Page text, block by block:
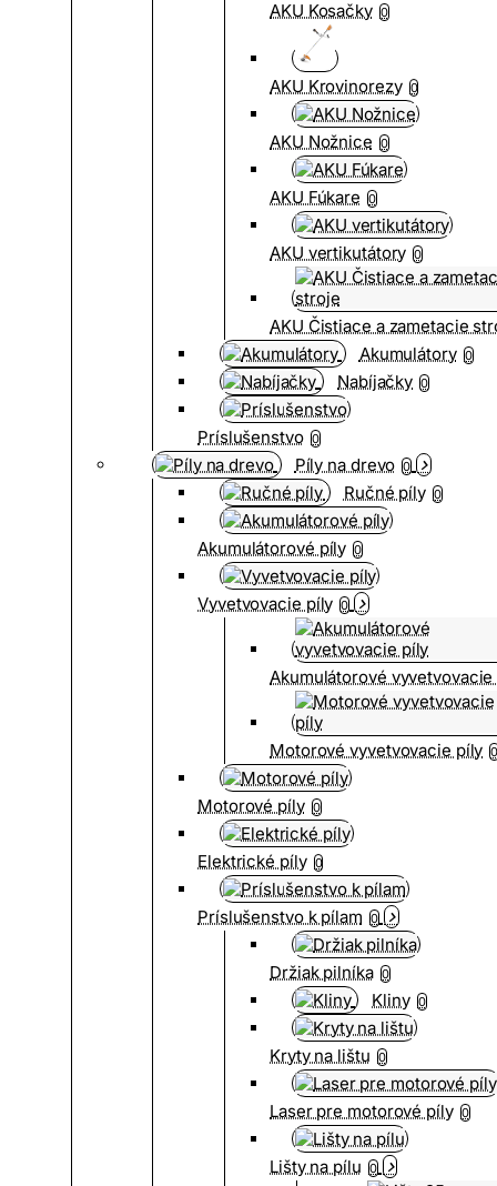
AKU Kosačky 0
AKU Krovinorezy 0
AKU Nožnice 0
AKU Fúkare 0
AKU vertikutátory 0
AKU Čistiace a zametacie
Akumulátory 0
Nabíjačky 0
Príslušenstvo 0
Píly na drevo 0
Ručné píly 0
Akumulátorové píly 0
Vyvetvovacie píly 0
Akumulátorové
Motorové vyvetvovacie píly
Motorové píly 0
Elektrické píly 0
Príslušenstvo k pílam 0
Držiak pilníka 0
Kliny 0
Kryty na lištu 0
Laser pre motorové píly 0
Lišty na pílu 0